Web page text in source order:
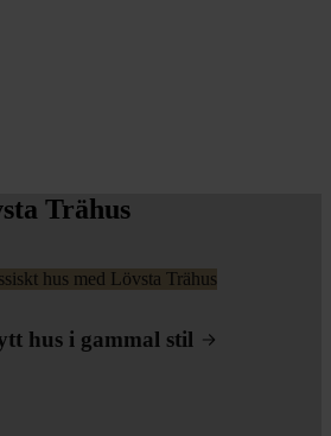
Trähus
hus i gammal stil